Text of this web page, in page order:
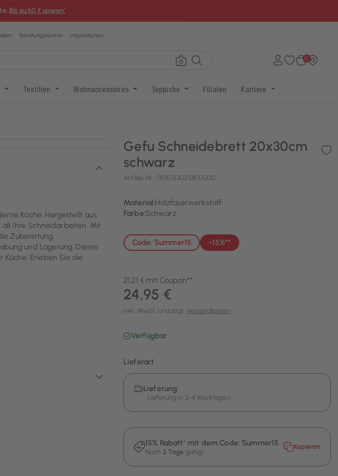
Bis zu 60 € sparen¹
Beratungstermin Inspirationen
0
Textilien Wohnaccessoires Teppiche Filialen Karriere
Küche. Hergestellt aus
Ihre Schneidarbeiten. Mit
Zubereitung
und Lagerung. Dieses
Erleben Sie die
Gefu Schneidebrett 20x30cm
schwarz
Artikel-Nr.: 005033025800000
Material:Holzfaserwerkstoff
Farbe:Schwarz
Code: Summer15 -15%**
21,21 € mit Coupon**
24,95 €
inkl. MwSt. und zzgl. Versandkosten
Verfügbar
Lieferart
Lieferung
Lieferung in 2-4 Werktagen
15% Rabatt¹ mit dem Code: Summer15
Noch 2 Tage gültig!
Kopieren